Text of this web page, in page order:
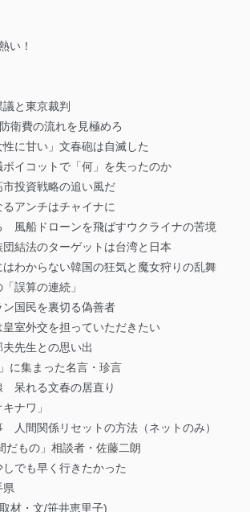
い！
と東京裁判
費の流れを見極めろ
に甘い」文春砲は自滅した
イコットで「何」を失ったのか
投資戦略の追い風だ
アンチはチャイナに
船ドローンを飛ばすウクライナの苦境
結法のターゲットは台湾と日本
からない韓国の狂気と魔女狩りの乱舞
誤算の連続」
国民を裏切る偽善者
室外交を担っていただきたい
先生との思い出
に集まった名言・珍言
呆れる文春の居直り
ナワ」
間関係リセットの方法（ネットのみ）
だもの」相談者・佐藤二朗
でも早く行きたかった
材・文/笹井恵里子)